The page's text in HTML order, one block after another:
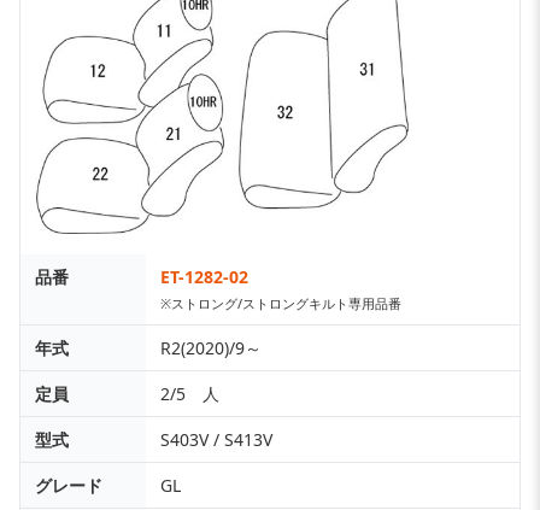
品番 ET-1282-02
※ストロング/ストロングキルト専用品番
年式
R2(2020)/9～
定員
2/5 人
型式
S403V / S413V
グレード
GL